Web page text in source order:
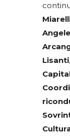
Lisanti